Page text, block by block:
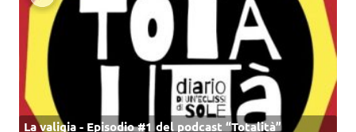
La valigia - Episodio #1 del podcast “Totalità”